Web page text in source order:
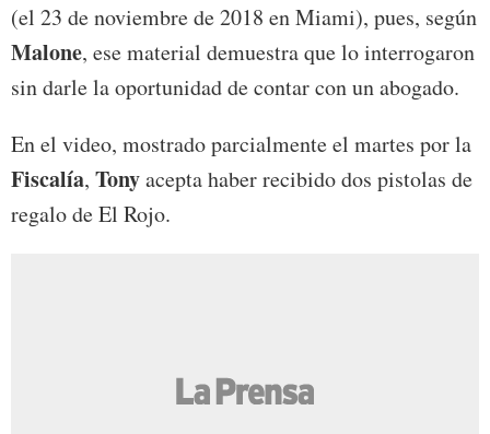
(el 23 de noviembre de 2018 en Miami), pues, según
Malone, ese material demuestra que lo interrogaron
sin darle la oportunidad de contar con un abogado.
En el video, mostrado parcialmente el martes por la
Fiscalía, Tonyacepta haber recibido dos pistolas de
regalo de El Rojo.